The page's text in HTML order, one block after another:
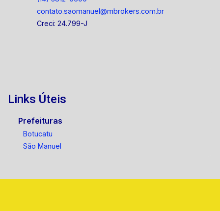
contato.saomanuel@mbrokers.com.br
Creci: 24.799-J
Links Úteis
Prefeituras
Botucatu
São Manuel